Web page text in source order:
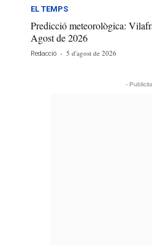
EL TEMPS
Predicció meteorològica:
Agost de 2026
Redacció - 5 d'agost de 2026
-